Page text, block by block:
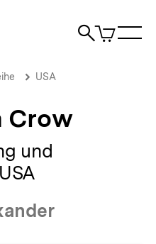
Suche
Artikel
im
USA
Crow
und